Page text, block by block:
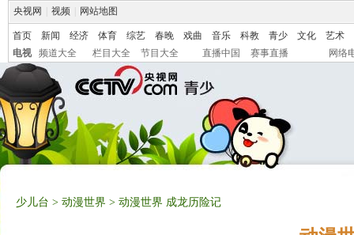
央视网 视频 网站地图
首页 新闻 经济 体育 综艺 春晚 戏曲 音乐 科教 青少 文化
艺术
电视
频道大全 栏目大全 节目大全 直播中国 赛事直播 网络
少儿台 > 动漫世界 > 动漫世界 成龙历险记